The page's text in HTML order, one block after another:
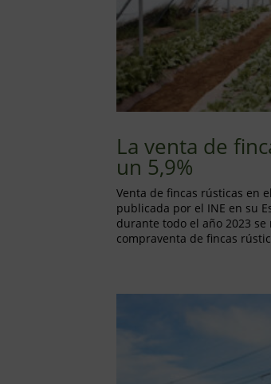
La venta de
un 5,9%
Venta de fincas rústicas en
publicada por el INE en su
durante todo el año 2023
compraventa de fincas